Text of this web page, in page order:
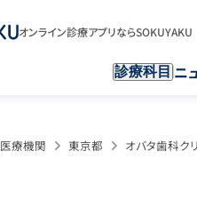
オンライン診療アプリならSOKUYAKU
診療科目 ニ
医療機関 東京都 オバタ歯科ク